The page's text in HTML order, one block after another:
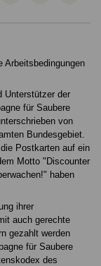
Arbeitsbedingungen
Unterstützer der
für Saubere
von
Bundesgebiet.
Postkarten auf ein
Motto "Discounter
haben
ihrer
auch gerechte
gezahlt werden
für Saubere
des